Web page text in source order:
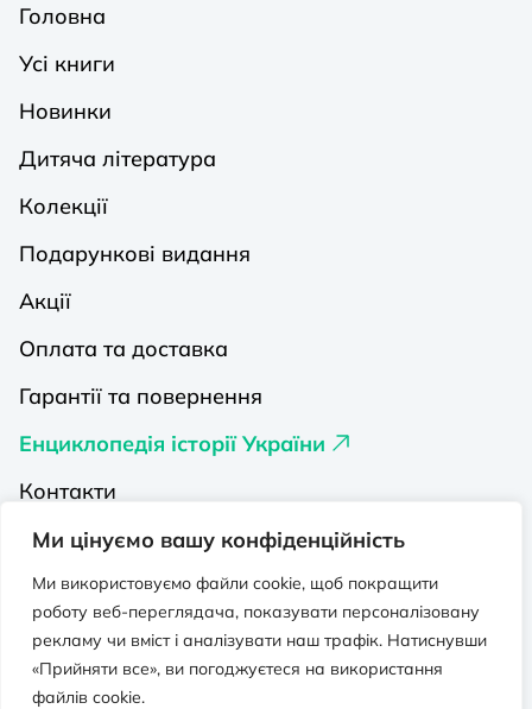
Ми цінуємо вашу конфіденційність
Ми використовуємо файли cookie, щоб покращити
роботу веб-переглядача, показувати персоналізовану
рекламу чи вміст і аналізувати наш трафік. Натиснувши
«Прийняти все», ви погоджуєтеся на використання
файлів cookie.
Головна
Усі книги
Новинки
Дитяча література
Колекції
Подарункові видання
Акції
Оплата та доставка
Гарантії та повернення
Енциклопедія історії України
Контакти
Про нас
Видавництва на Порталі
Політика конфіденційності
Публічна оферта